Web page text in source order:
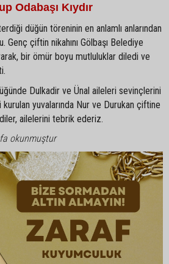
Odabaşı Kıydır
düğün töreninin en anlamlı anlarından
çiftin nikahını Gölbaşı Belediye
bir ömür boyu mutluluklar diledi ve
Dulkadir ve Ünal aileleri sevinçlerini
yuvalarında Nur ve Durukan çiftine
ailelerini tebrik ederiz.
okunmuştur